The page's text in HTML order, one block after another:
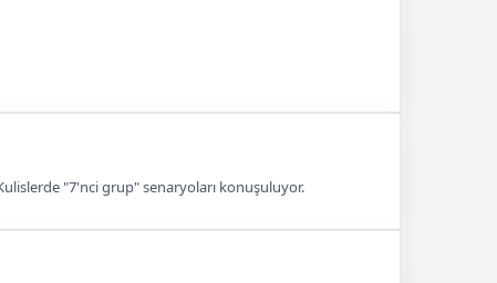
"7'nci grup" senaryoları konuşuluyor.